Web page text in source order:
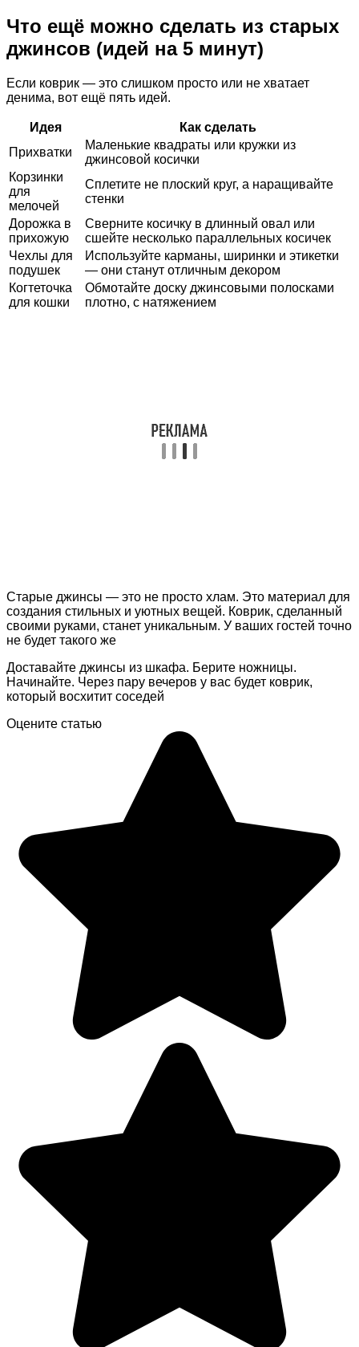
Что ещё можно сделать из старых
джинсов (идей на 5 минут)
Если коврик — это слишком просто или не хватает
денима, вот ещё пять идей.
Идея
Как сделать
Прихватки
Маленькие квадраты или кружки из
джинсовой косички
Корзинки
для
мелочей
Сплетите не плоский круг, а наращивайте
стенки
Дорожка в
прихожую
Сверните косичку в длинный овал или
сшейте несколько параллельных косичек
Чехлы для
подушек
Используйте карманы, ширинки и этикетки
— они станут отличным декором
Когтеточка
для кошки
Обмотайте доску джинсовыми полосками
плотно, с натяжением
Старые джинсы — это не просто хлам. Это материал для
создания стильных и уютных вещей. Коврик, сделанный
своими руками, станет уникальным. У ваших гостей точно
не будет такого же
Доставайте джинсы из шкафа. Берите ножницы.
Начинайте. Через пару вечеров у вас будет коврик,
который восхитит соседей
Оцените статью